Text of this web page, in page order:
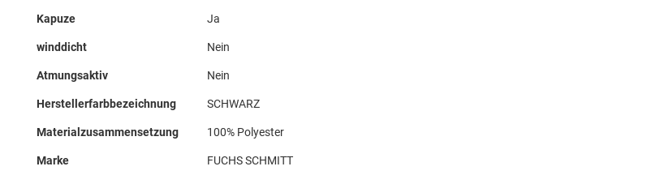
Kapuze Ja
winddicht Nein
Atmungsaktiv Nein
Herstellerfarbbezeichnung SCHWARZ
Materialzusammensetzung 100% Polyester
Marke FUCHS SCHMITT